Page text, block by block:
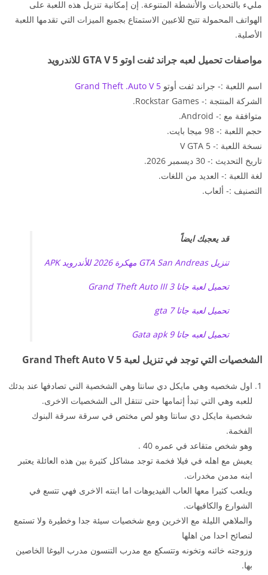
مليء بالتحديات والأنشطة المتنوعة. إن إمكانية تنزيل هذه اللعبة على
الهواتف المحمولة تتيح للاعبين الاستمتاع بجميع الميزات التي تقدمها اللعبة
الأصلية.
مواصفات تحميل لعبه جراند ثفت اوتو 5 GTA V للاندرويد
اسم اللعبة :- جراند ثفت أوتو 5 Grand Theft .Auto V
الشركة المنتجة :- Rockstar Games.
متوافقة مع :- Android.
حجم اللعبة :- 98 ميجا بايت.
نسخة اللعبة :- V GTA 5
تاريخ التحديث :- 30 ديسمبر 2026.
لغة اللعبة :- العديد من اللغات.
التصنيف :- ألعاب.
قد يعجبك ايضاً
تنزيل GTA San Andreas مهكرة 2026 للأندرويد APK
تحميل لعبة جاتا 3 Grand Theft Auto III
تحميل لعبة جاتا 7 gta
تحميل لعبه جاتا 9 Gata apk
الشخصيات التي توجد في تنزيل لعبة 5 Grand Theft Auto V
اول شخصيه وهي مايكل دي سانتا وهي الشخصية التي تصادفها عند بدئك
للعبه وهي التي تبدأ إتمامها حتى تنتقل الى الشخصيات الاخرى.
شخصية مايكل دي سانتا وهو لص مختص في سرقة سرقة البنوك
الفخمة.
وهو شخص متقاعد في عمره 40 .
يعيش مع اهله في فيلا فخمة توجد مشاكل كثيرة بين هذه العائلة يعتبر
ابنه مدمن مخدرات.
ويلعب كثيرا معها العاب الفيديوهات اما ابنته الاخرى فهي تتسع في
الشوارع والكافيهات.
والملاهي الليلة مع الاخرين ومع شخصيات سيئة جدا وخطيرة ولا تستمع
لنصائح احدا من اهلها
وزوجته خائنه وتخونه وتتسكع مع مدرب التنسون مدرب اليوغا الخاصين
بها.